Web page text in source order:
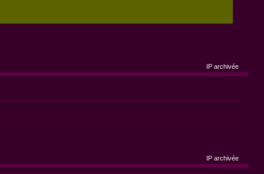
IP archivée
IP archivée